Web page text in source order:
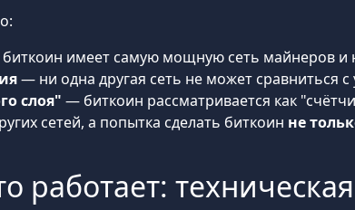
имеет самую мощную сеть майнеров и
— ни одна другая сеть не может сравниться
слоя" — биткоин рассматривается как
сетей, а попытка сделать биткоин не
работает: